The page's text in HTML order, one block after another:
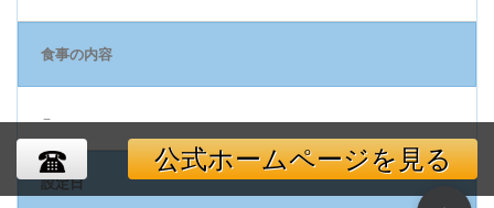
食事の内容
－
設定日
公式ホームページを見る